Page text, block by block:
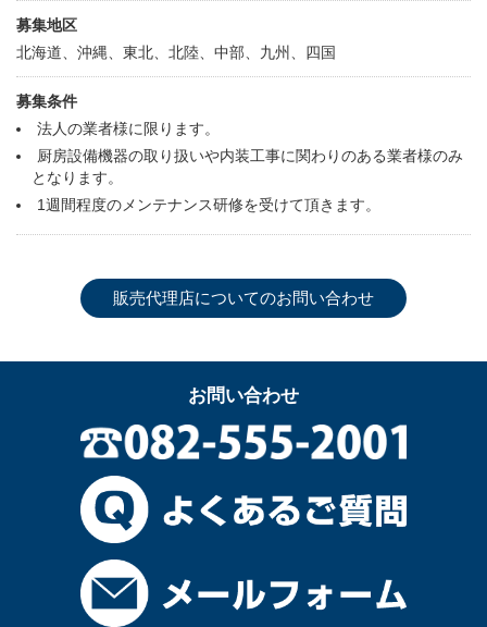
募集地区
北海道、沖縄、東北、北陸、中部、九州、四国
募集条件
法人の業者様に限ります。
厨房設備機器の取り扱いや内装工事に関わりのある業者様のみ
となります。
1週間程度のメンテナンス研修を受けて頂きます。
販売代理店についてのお問い合わせ
お問い合わせ